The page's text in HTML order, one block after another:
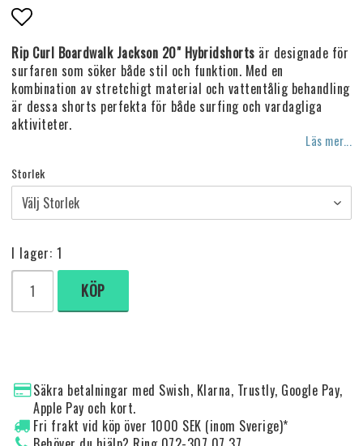
Lägg till i favoritlistan
Rip Curl Boardwalk Jackson 20" Hybridshorts är designade för
surfaren som söker både stil och funktion. Med en
kombination av stretchigt material och vattentålig behandling
är dessa shorts perfekta för både surfing och vardagliga
aktiviteter.
Läs mer...
Storlek
I lager: 1
KÖP
Säkra betalningar med Swish, Klarna, Trustly, Google Pay,
Apple Pay och kort.
Fri frakt vid köp över 1000 SEK (inom Sverige)*